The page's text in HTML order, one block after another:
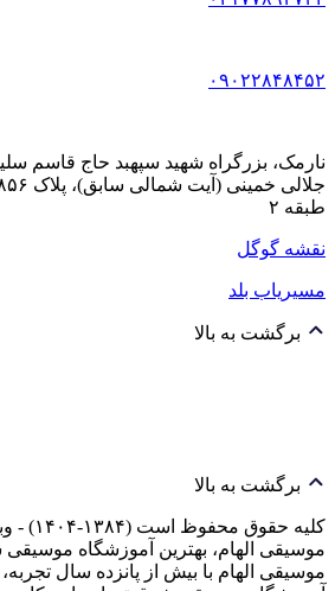
۰۹۰۲۲۸۴۸۴۵۲
نارمک، بزرگراه شهید سپهبد حاج قاسم
طبقه ۲
نقشه گوگل
مسیریاب بلد
برگشت به بالا
برگشت به بالا
کلیه
موسیقی الهام، بهترین آموزشگاه
موسیقی الهام با بیش از پانزده سال